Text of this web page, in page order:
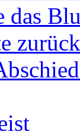
das
zurück